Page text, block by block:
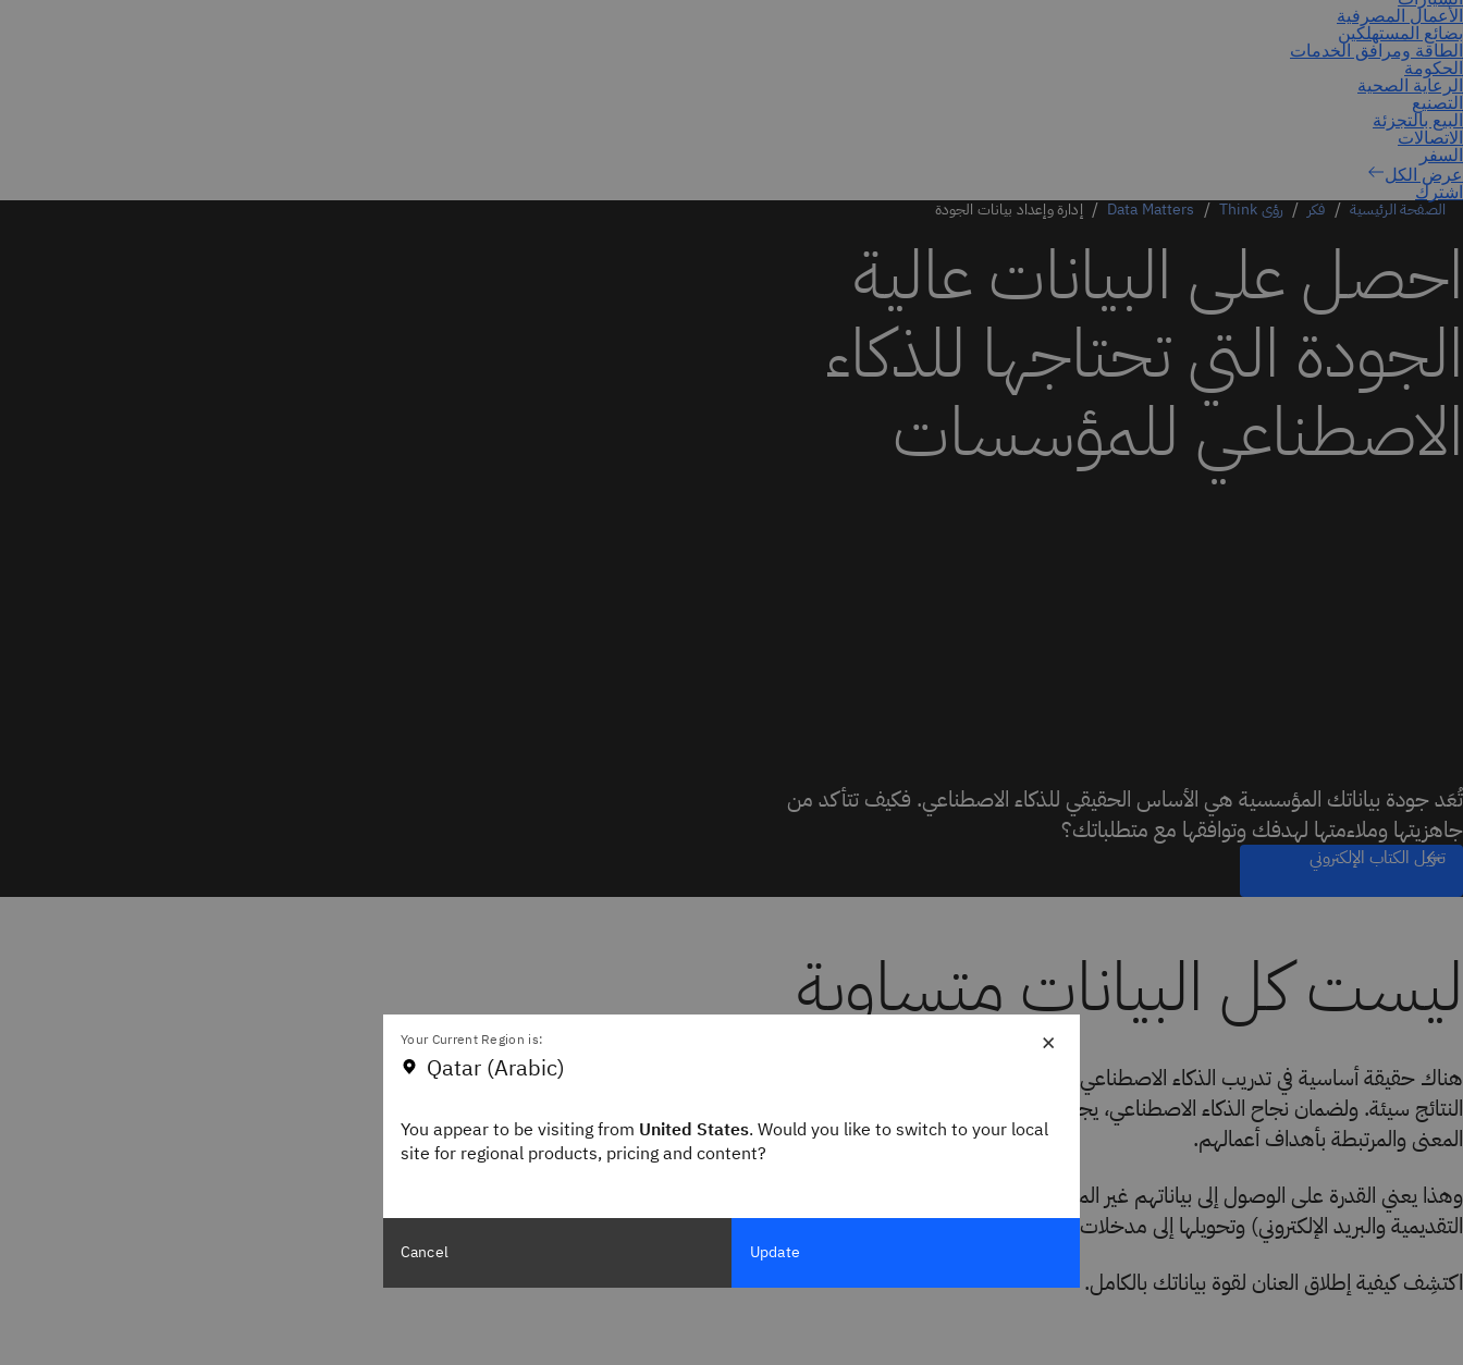
اشترك
الصفحة الرئيسية فكر رؤى Think Data Matters إدارة وإعداد بيانات الجودة
احصل على البيانات عالية
الجودة التي تحتاجها للذكاء
الاصطناعي للمؤسسات
تُعَد جودة بياناتك المؤسسية هي الأساس الحقيقي للذكاء الاصطناعي. فكيف تتأكد من
جاهزيتها وملاءمتها لهدفك وتوافقها مع متطلباتك؟
تنزيل الكتاب الإلكتروني
ليست كل البيانات متساوية
هناك حقيقة أساسية في تدريب الذكاء الاصطناعي: إذا كانت البيانات المُدخلة سيئة، فستكون
النتائج سيئة. ولضمان نجاح الذكاء الاصطناعي، يجب على قادة الأعمال تحديد البيانات ذات
المعنى والمرتبطة بأهداف أعمالهم.
وهذا يعني القدرة على الوصول إلى بياناتهم غير المنظمة (مثل مقاطع الفيديو والعروض
التقديمية والبريد الإلكتروني) وتحويلها إلى مدخلات عالية الجودة تدعم الذكاء الاصطناعي.
اكتشِف كيفية إطلاق العنان لقوة بياناتك بالكامل.
×
Your Current Region is:
Qatar (Arabic)
You appear to be visiting from United States. Would you like to switch to your local
site for regional products, pricing and content?
Cancel Update